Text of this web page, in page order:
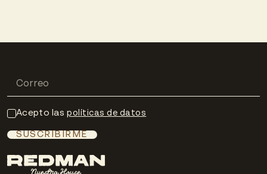
Acepto laspolíticas de datos
SUSCRIBIRME